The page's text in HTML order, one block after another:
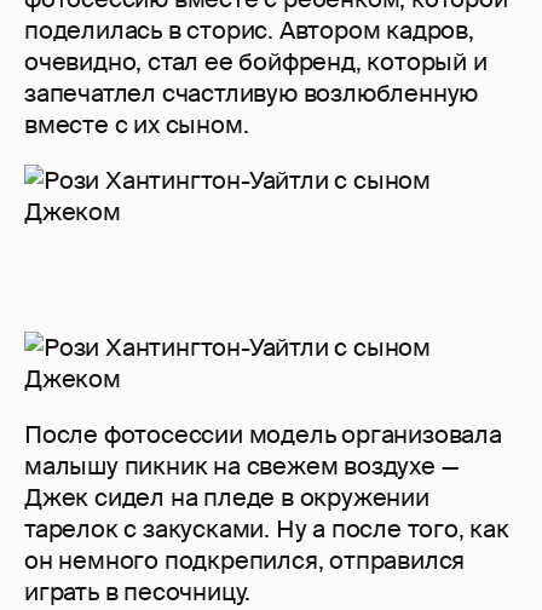
поделилась в сторис. Автором кадров,
очевидно, стал ее бойфренд, который и
запечатлел счастливую возлюбленную
вместе с их сыном.
После фотосессии модель организовала
малышу пикник на свежем воздухе —
Джек сидел на пледе в окружении
тарелок с закусками. Ну а после того, как
он немного подкрепился, отправился
играть в песочницу.